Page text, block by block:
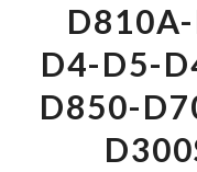
D4-D5-
D850-